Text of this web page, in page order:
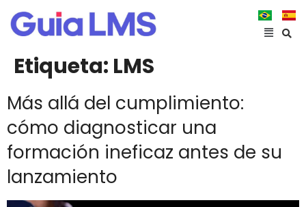
Etiqueta: LMS
Más allá del cumplimiento:
cómo diagnosticar una
formación ineficaz antes de su
lanzamiento